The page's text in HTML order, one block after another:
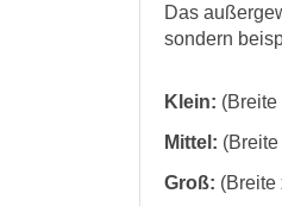
Das
sondern
Klein: (Breite
Mittel:
Groß: (Breite